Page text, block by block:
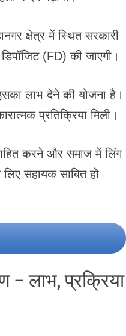
क्षेत्र में स्थित सरकारी
(FD) की जाएगी।
लाभ देने की योजना है।
प्रतिक्रिया मिली।
करने और समाज में लिंग
सहायक साबित हो
– लाभ, प्रक्रिया